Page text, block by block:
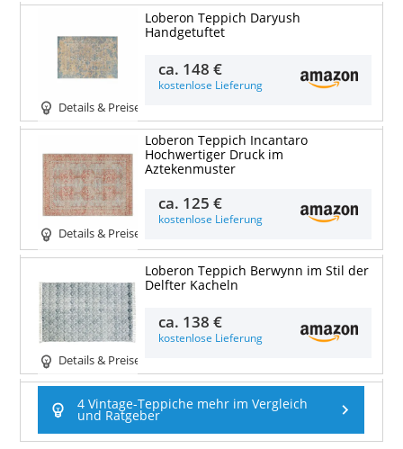
Details & Preise
Loberon Teppich Daryush
Handgetuftet
ca. 148 €
kostenlose Lieferung
Details & Preise
Loberon Teppich Incantaro
Hochwertiger Druck im
Aztekenmuster
ca. 125 €
kostenlose Lieferung
Details & Preise
Loberon Teppich Berwynn im Stil der
Delfter Kacheln
ca. 138 €
kostenlose Lieferung
4 Vintage-Teppiche mehr im Vergleich
und Ratgeber